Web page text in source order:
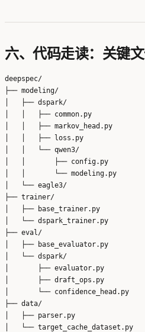
六、代码走读：关键
deepspec/
├── modeling/
│   ├── dspark/
│   │   ├── common.py               #
│   │   ├── markov_head.py
│   │   ├── loss.py                 #
│   │   └── qwen3/
│   │       ├── config.py           #
│   │       └── modeling.py         #
│   └── eagle3/                     #
├── trainer/
│   ├── base_trainer.py             #
│   └── dspark_trainer.py           #
├── eval/
│   ├── base_evaluator.py
│   └── dspark/
│       ├── evaluator.py            #
│       ├── draft_ops.py
│       └── confidence_head.py
├── data/
│   ├── parser.py                   #
│   └── target_cache_dataset.py